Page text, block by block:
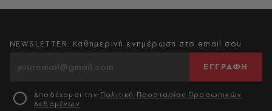
NEWSLETTER: Καθημερινή ενημέρωση στο email σου
ΕΓΓΡΑΦΗ
Αποδέχομαι την Πολιτική Προστασίας Προσωπικών
Δεδομένων